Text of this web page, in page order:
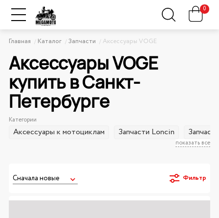
0
Главная Каталог Запчасти Аксессуары VOGE
Аксессуары VOGE
купить в Санкт-
Петербурге
Категории
показать все
Аксессуары к мотоциклам Запчасти Loncin
Фильтр